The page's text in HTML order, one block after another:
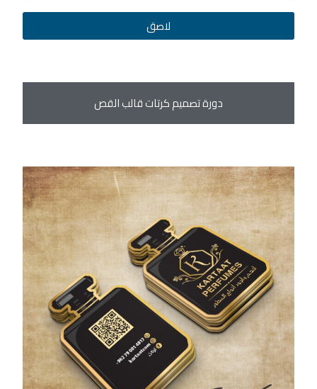
لاصق
دورة تصميم كرتات قالب القص